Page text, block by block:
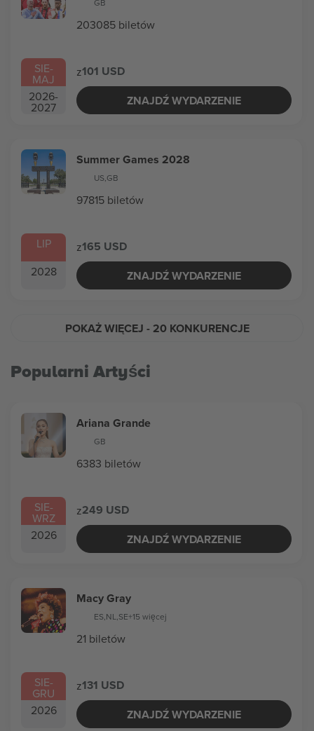
SIE-
MAJ
2026-
2027
GB
203085 biletów
z101 USD
ZNAJDŹ WYDARZENIE
LIP
2028
Summer Games 2028
US,GB
97815 biletów
z165 USD
ZNAJDŹ WYDARZENIE
POKAŻ WIĘCEJ - 20 KONKURENCJE
Popularni Artyści
SIE-
WRZ
2026
Ariana Grande
GB
6383 biletów
z249 USD
ZNAJDŹ WYDARZENIE
SIE-
GRU
2026
Macy Gray
ES,NL,SE+15 więcej
21 biletów
z131 USD
ZNAJDŹ WYDARZENIE